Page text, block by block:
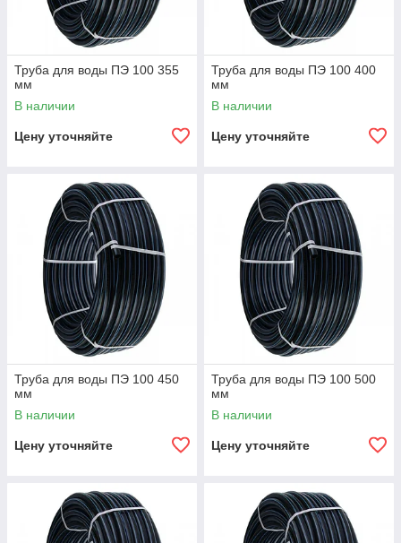
Труба для воды ПЭ 100 355
мм
В наличии
Цену уточняйте
Труба для воды ПЭ 100 400
мм
В наличии
Цену уточняйте
Труба для воды ПЭ 100 450
мм
В наличии
Цену уточняйте
Труба для воды ПЭ 100 500
мм
В наличии
Цену уточняйте